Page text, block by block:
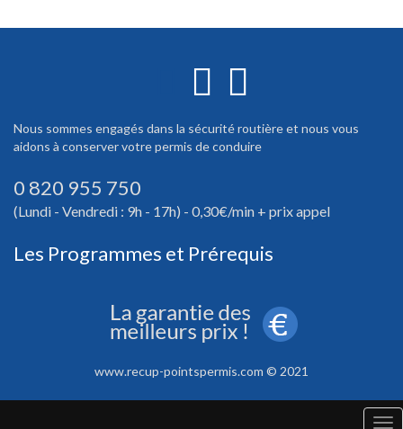
Nous sommes engagés dans la sécurité routière et nous vous
aidons à conserver votre permis de conduire
0 820 955 750
(Lundi - Vendredi : 9h - 17h) - 0,30€/min + prix appel
Les Programmes et Prérequis
www.recup-pointspermis.com © 2021